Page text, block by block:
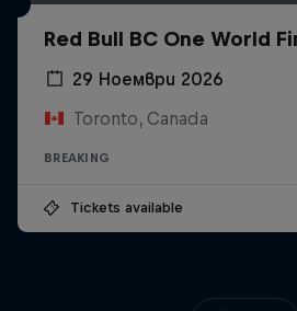
Red Bull BC One World
29 Ноември 2026
Toronto, Canada
BREAKING
Tickets available